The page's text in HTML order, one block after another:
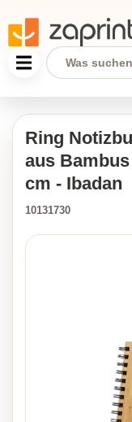
Ring
aus
cm - Ibadan
10131730